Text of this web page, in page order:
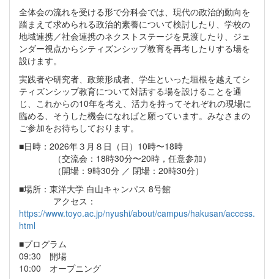
全体会の流れを受ける形で分科会では、現代の政治的動向を
踏まえて求められる政治的素養について検討したり、学校の
地域連携／社会連携のネクストステージを見渡したり、ジェ
ンダー視点からシティズンシップ教育を再考したりする場を
設けます。
実践者や研究者、政策形成者、学生といった垣根を越えてシ
ティズンシップ教育について対話する場を設けることを通
じ、これからの10年を考え、活力を持ってそれぞれの現場に
臨める、そうした機会になればと願っています。みなさまの
ご参加をお待ちしております。
■日時：2026年３月８日（日）10時〜18時
（交流会：18時30分〜20時，任意参加）
（開場：9時30分 ／ 閉場：20時30分）
■場所：東洋大学 白山キャンパス 8号館
アクセス：
https://www.toyo.ac.jp/nyushi/about/campus/hakusan/access.
html
■プログラム
09:30 開場
10:00 オープニング